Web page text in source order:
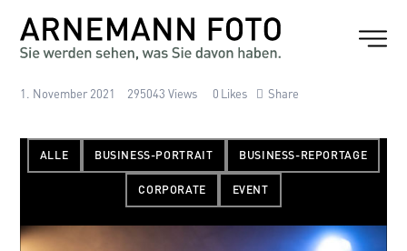
1. November 2021 295043 Views 0 Likes Share
ALLE BUSINESS-PORTRAIT BUSINESS-REPORTAGE
CORPORATE EVENT